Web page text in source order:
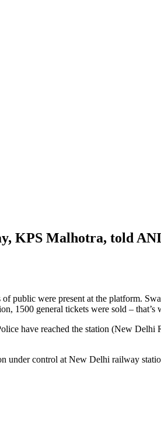
KPS Malhotra, told
public were present at the platform.
1500 general tickets were sold –
have reached the station (New
under control at New Delhi railway